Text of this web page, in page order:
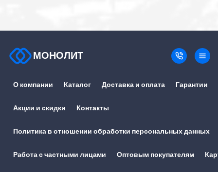
МОНОЛИТ
О компании Каталог Доставка и оплата Гарантии
Акции и скидки Контакты
Политика в отношении обработки персональных данных
Работа с частными лицами Оптовым покупателям